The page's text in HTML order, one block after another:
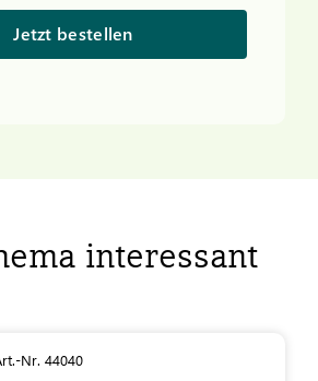
Jetzt bestellen
interessant
Nr. 44040